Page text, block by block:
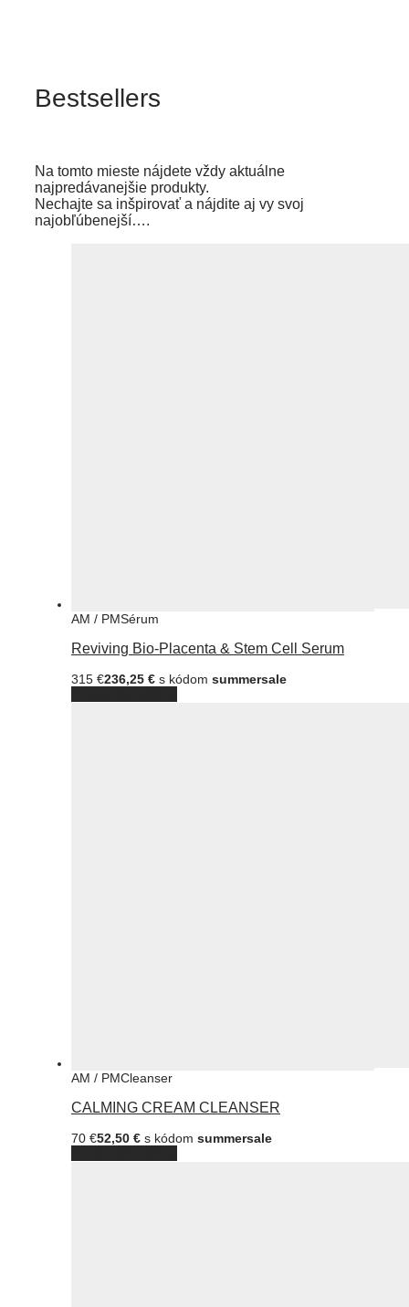
Bestsellers
Na tomto mieste nájdete vždy aktuálne
najpredávanejšie produkty.
Nechajte sa inšpirovať a nájdite aj vy svoj
najobľúbenejší….
AM / PMSérum
Reviving Bio-Placenta & Stem Cell Serum
315 €236,25 € s kódom summersale
AM / PMCleanser
CALMING CREAM CLEANSER
70 €52,50 € s kódom summersale